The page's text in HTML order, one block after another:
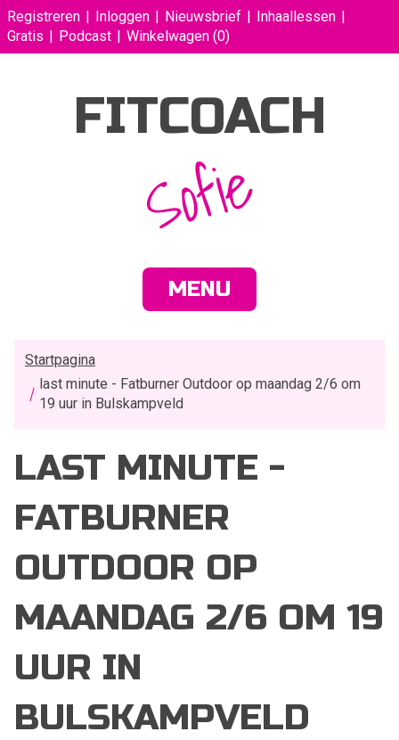
Registreren Inloggen Nieuwsbrief
Inhaallessen
Gratis
Podcast Winkelwagen (0)
FITCOACH
Sofie
MENU
Startpagina
last minute - Fatburner Outdoor op maandag 2/6 om
19 uur in Bulskampveld
LAST MINUTE -
FATBURNER
OUTDOOR OP
MAANDAG 2/6 OM 19
UUR IN
BULSKAMPVELD